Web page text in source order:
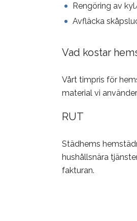
Rengöring av
Avfläcka
Vad kostar
Vårt timpris för
material vi
RUT
Städhems
hushållsnära
fakturan.